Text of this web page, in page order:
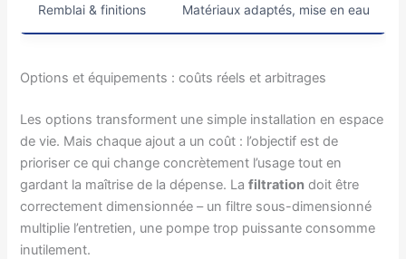
Remblai & finitions Matériaux adaptés, mise en eau
Options et équipements : coûts réels et arbitrages
Les options transforment une simple installation en espace
de vie. Mais chaque ajout a un coût : l’objectif est de
prioriser ce qui change concrètement l’usage tout en
gardant la maîtrise de la dépense. Lafiltration doit être
correctement dimensionnée – un filtre sous-dimensionné
multiplie l’entretien, une pompe trop puissante consomme
inutilement.